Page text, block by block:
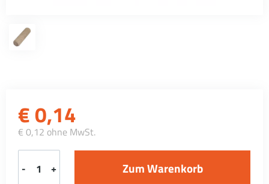
€0,14
€ 0,12 ohne MwSt.
- +